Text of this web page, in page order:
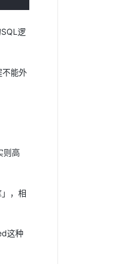
逻
不能外
则高
，相
这种